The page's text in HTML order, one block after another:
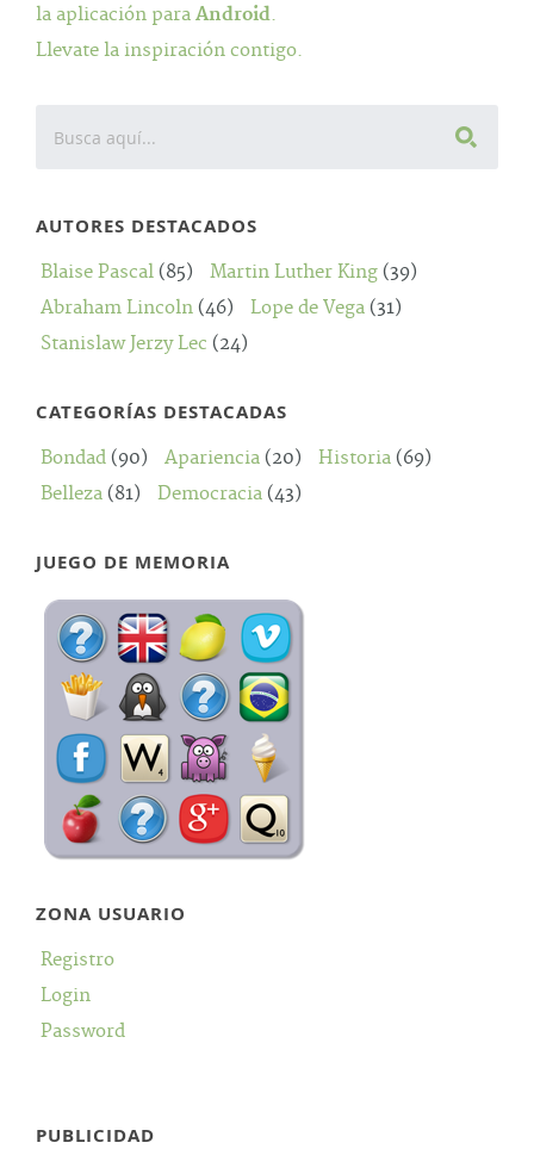
la aplicación para Android.
Llevate la inspiración contigo.
AUTORES DESTACADOS
Blaise Pascal (85) Martin Luther King (39)
Abraham Lincoln (46) Lope de Vega (31)
Stanislaw Jerzy Lec (24)
CATEGORÍAS DESTACADAS
Bondad (90) Apariencia (20) Historia (69)
Belleza (81) Democracia (43)
JUEGO DE MEMORIA
ZONA USUARIO
Registro
Login
Password
PUBLICIDAD